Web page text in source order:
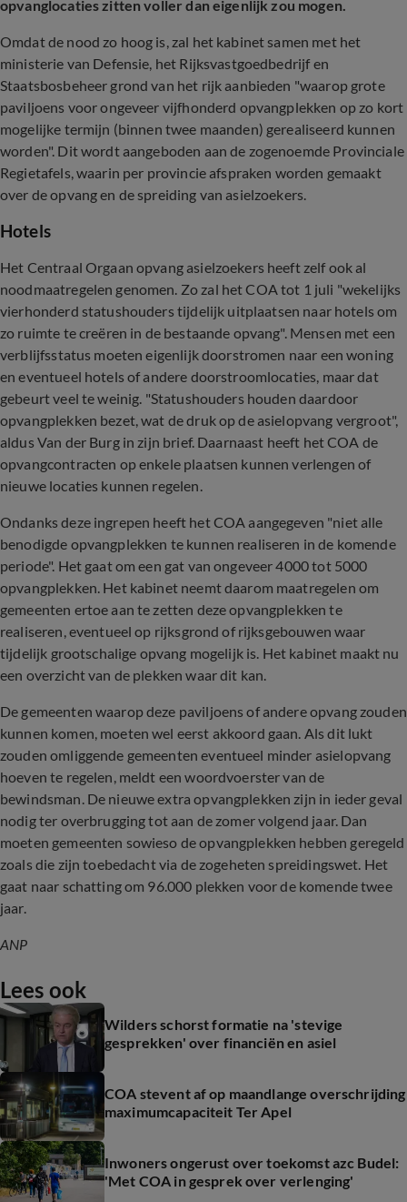
opvanglocaties zitten voller dan eigenlijk zou mogen.
Omdat de nood zo hoog is, zal het kabinet samen met het
ministerie van Defensie, het Rijksvastgoedbedrijf en
Staatsbosbeheer grond van het rijk aanbieden "waarop grote
paviljoens voor ongeveer vijfhonderd opvangplekken op zo kort
mogelijke termijn (binnen twee maanden) gerealiseerd kunnen
worden". Dit wordt aangeboden aan de zogenoemde Provinciale
Regietafels, waarin per provincie afspraken worden gemaakt
over de opvang en de spreiding van asielzoekers.
Hotels
Het Centraal Orgaan opvang asielzoekers heeft zelf ook al
noodmaatregelen genomen. Zo zal het COA tot 1 juli "wekelijks
vierhonderd statushouders tijdelijk uitplaatsen naar hotels om
zo ruimte te creëren in de bestaande opvang". Mensen met een
verblijfsstatus moeten eigenlijk doorstromen naar een woning
en eventueel hotels of andere doorstroomlocaties, maar dat
gebeurt veel te weinig. "Statushouders houden daardoor
opvangplekken bezet, wat de druk op de asielopvang vergroot",
aldus Van der Burg in zijn brief. Daarnaast heeft het COA de
opvangcontracten op enkele plaatsen kunnen verlengen of
nieuwe locaties kunnen regelen.
Ondanks deze ingrepen heeft het COA aangegeven "niet alle
benodigde opvangplekken te kunnen realiseren in de komende
periode". Het gaat om een gat van ongeveer 4000 tot 5000
opvangplekken. Het kabinet neemt daarom maatregelen om
gemeenten ertoe aan te zetten deze opvangplekken te
realiseren, eventueel op rijksgrond of rijksgebouwen waar
tijdelijk grootschalige opvang mogelijk is. Het kabinet maakt nu
een overzicht van de plekken waar dit kan.
De gemeenten waarop deze paviljoens of andere opvang zouden
kunnen komen, moeten wel eerst akkoord gaan. Als dit lukt
zouden omliggende gemeenten eventueel minder asielopvang
hoeven te regelen, meldt een woordvoerster van de
bewindsman. De nieuwe extra opvangplekken zijn in ieder geval
nodig ter overbrugging tot aan de zomer volgend jaar. Dan
moeten gemeenten sowieso de opvangplekken hebben geregeld
zoals die zijn toebedacht via de zogeheten spreidingswet. Het
gaat naar schatting om 96.000 plekken voor de komende twee
jaar.
ANP
Lees ook
Wilders schorst formatie na 'stevige
gesprekken' over financiën en asiel
COA stevent af op maandlange overschrijding
maximumcapaciteit Ter Apel
Inwoners ongerust over toekomst azc Budel:
'Met COA in gesprek over verlenging'